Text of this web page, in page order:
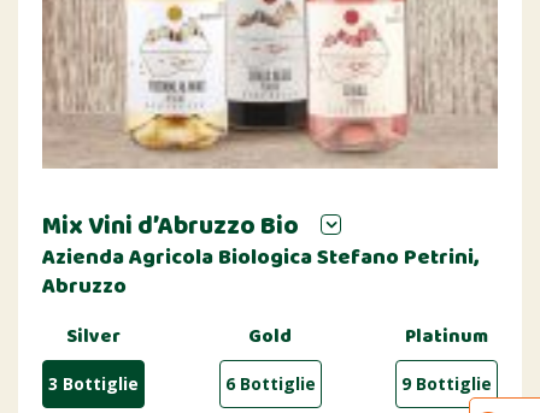
Mix Vini d’Abruzzo Bio
Azienda Agricola Biologica Stefano Petrini,
Abruzzo
Silver
3 Bottiglie
Gold
6 Bottiglie
Platinum
9 Bottiglie